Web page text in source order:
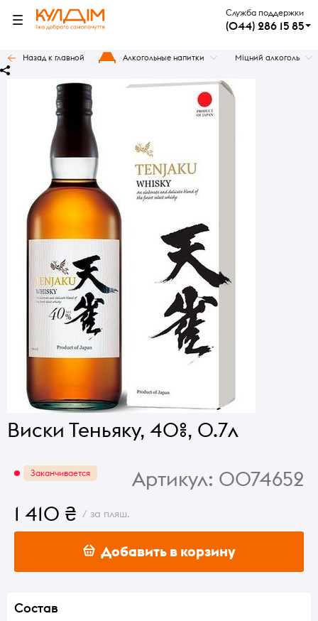
Служба поддержки
(044) 286 15 85
Назад к главной Алкогольные напитки Міцний алкоголь
Виски Теньяку, 40%, 0.7л
Заканчивается Артикул: 0074652
1 410 ₴ / за пляш.
Добавить в корзину
Состав